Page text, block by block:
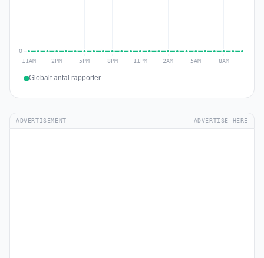
Globalt antal rapporter
ADVERTISEMENT ADVERTISE HERE